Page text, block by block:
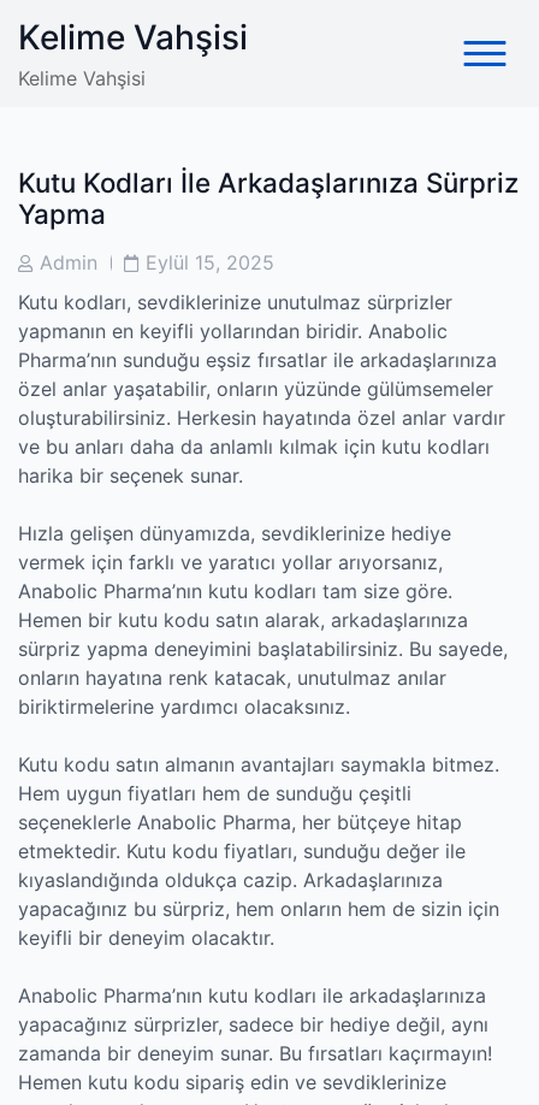
content
Kelime Vahşisi
Kelime Vahşisi
Kutu Kodları İle Arkadaşlarınıza Sürpriz
Yapma
PostAdmin
PostEylül 15, 2025
Kutu kodları, sevdiklerinize unutulmaz sürprizler
yapmanın en keyifli yollarından biridir. Anabolic
Pharma’nın sunduğu eşsiz fırsatlar ile arkadaşlarınıza
özel anlar yaşatabilir, onların yüzünde gülümsemeler
oluşturabilirsiniz. Herkesin hayatında özel anlar vardır
ve bu anları daha da anlamlı kılmak için kutu kodları
harika bir seçenek sunar.
Hızla gelişen dünyamızda, sevdiklerinize hediye
vermek için farklı ve yaratıcı yollar arıyorsanız,
Anabolic Pharma’nın kutu kodları tam size göre.
Hemen bir kutu kodu satın alarak, arkadaşlarınıza
sürpriz yapma deneyimini başlatabilirsiniz. Bu sayede,
onların hayatına renk katacak, unutulmaz anılar
biriktirmelerine yardımcı olacaksınız.
Kutu kodu satın almanın avantajları saymakla bitmez.
Hem uygun fiyatları hem de sunduğu çeşitli
seçeneklerle Anabolic Pharma, her bütçeye hitap
etmektedir. Kutu kodu fiyatları, sunduğu değer ile
kıyaslandığında oldukça cazip. Arkadaşlarınıza
yapacağınız bu sürpriz, hem onların hem de sizin için
keyifli bir deneyim olacaktır.
Anabolic Pharma’nın kutu kodları ile arkadaşlarınıza
yapacağınız sürprizler, sadece bir hediye değil, aynı
zamanda bir deneyim sunar. Bu fırsatları kaçırmayın!
Hemen kutu kodu sipariş edin ve sevdiklerinize